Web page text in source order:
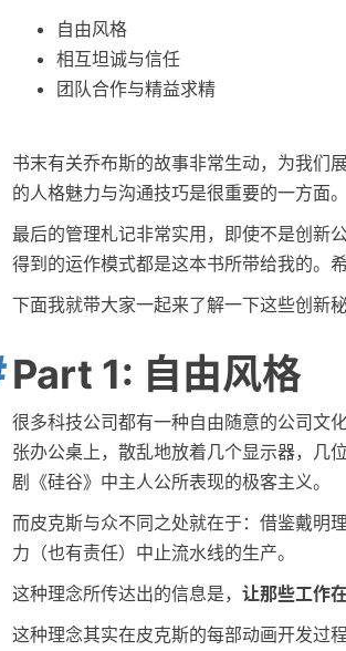
自由风格
相互坦诚与信任
团队合作与精益求精
书末有关乔布斯的故事非常生动，为我们
的人格魅力与沟通技巧是很重要的一方面。
最后的管理札记非常实用，即使不是创新
得到的运作模式都是这本书所带给我的。
下面我就带大家一起来了解一下这些创新秘
Part 1: 自由风格
很多科技公司都有一种自由随意的公司文
张办公桌上，散乱地放着几个显示器，几
剧《硅谷》中主人公所表现的极客主义。
而皮克斯与众不同之处就在于：借鉴戴明
力（也有责任）中止流水线的生产。
这种理念所传达出的信息是， 让那些工作
这种理念其实在皮克斯的每部动画开发过